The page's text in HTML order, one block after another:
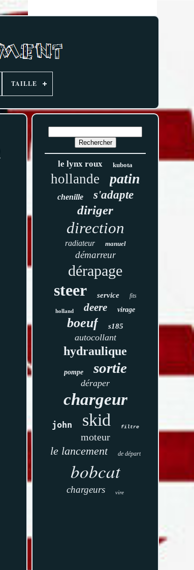
TAILLE
le lynx roux kubota
hollande patin
chenille s'adapte
diriger
direction
radiateur manuel
démarreur
dérapage
steer service fits
holland deere virage
boeuf s185
autocollant
hydraulique
pompe sortie
déraper
chargeur
john skid filtre
moteur
le lancement de départ
bobcat
chargeurs vire